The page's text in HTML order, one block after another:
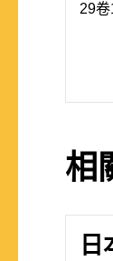
29
相
日